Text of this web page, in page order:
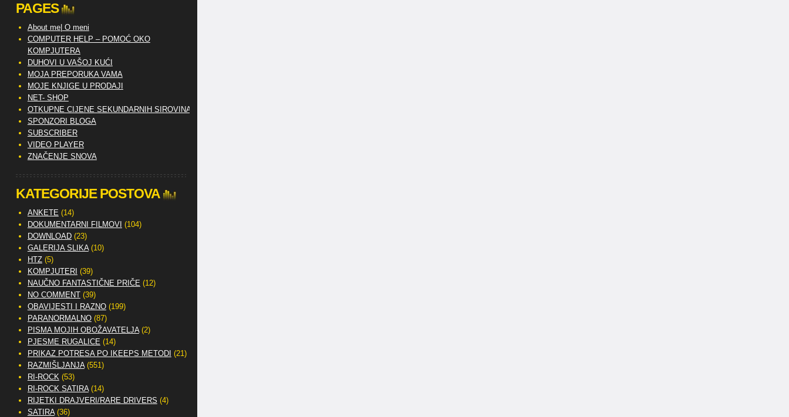
PAGES
About me| O meni
COMPUTER HELP – POMOĆ OKO
KOMPJUTERA
DUHOVI U VAŠOJ KUĆI
MOJA PREPORUKA VAMA
MOJE KNJIGE U PRODAJI
NET- SHOP
OTKUPNE CIJENE SEKUNDARNIH SIROVINA
SPONZORI BLOGA
SUBSCRIBER
VIDEO PLAYER
ZNAČENJE SNOVA
KATEGORIJE POSTOVA
ANKETE (14)
DOKUMENTARNI FILMOVI (104)
DOWNLOAD(23)
GALERIJA SLIKA(10)
HTZ(5)
KOMPJUTERI (39)
NAUČNO FANTASTIČNE PRIČE (12)
NO COMMENT(39)
OBAVIJESTI I RAZNO(199)
PARANORMALNO(87)
PISMA MOJIH OBOŽAVATELJA(2)
PJESME RUGALICE (14)
PRIKAZ POTRESA PO IKEEPS METODI (21)
RAZMIŠLJANJA(551)
RI-ROCK(53)
RI-ROCK SATIRA(14)
RIJETKI DRAJVERI/RARE DRIVERS (4)
SATIRA(36)